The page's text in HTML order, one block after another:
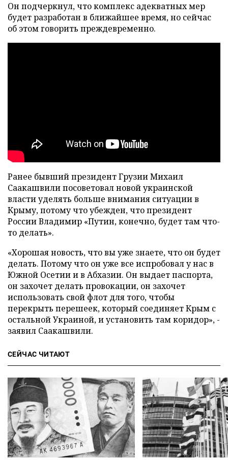
Он подчеркнул, что комплекс адекватных мер
будет разработан в ближайшее время, но сейчас
об этом говорить преждевременно.
Ранее бывший президент Грузии Михаил
Саакашвили посоветовал новой украинской
власти уделять больше внимания ситуации в
Крыму, потому что убежден, что президент
России Владимир «Путин, конечно, будет там что-
то делать».
«Хорошая новость, что вы уже знаете, что он будет
делать. Потому что он уже все испробовал у нас в
Южной Осетии и в Абхазии. Он выдает паспорта,
он захочет делать провокации, он захочет
использовать свой флот для того, чтобы
перекрыть перешеек, который соединяет Крым с
остальной Украиной, и установить там коридор», -
заявил Саакашвили.
СЕЙЧАС ЧИТАЮТ